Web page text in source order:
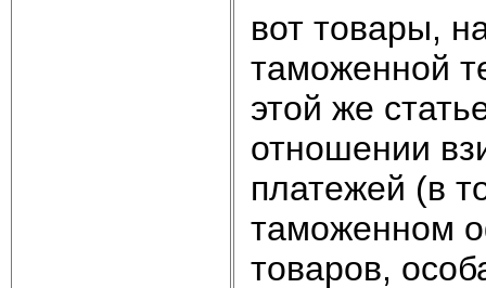
вот товары,
таможенной
этой же
отношении
платежей (в
таможенном
товаров,